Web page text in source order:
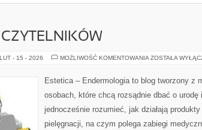
LUT - 15 - 2026 MOŻLIWOŚĆ KOMENTOWANIA PYTANIA
ZOSTAŁA
Estetica – Endermologia to blog tworzony z
osobach, które chcą rozsądnie dbać o urodę i
jednocześnie rozumieć, jak działają produkty
pielęgnacji, na czym polega zabiegi